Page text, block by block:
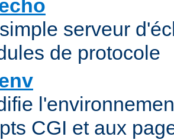
serveur
de protocole
CGI et aux